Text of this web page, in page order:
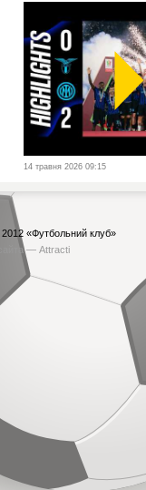
14 травня 2026 09:15
«Футбольний клуб»
— Attracti